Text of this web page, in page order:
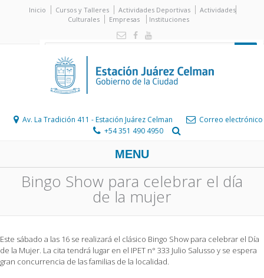
Inicio Cursos y Talleres Actividades Deportivas
Actividades
Culturales
Empresas Instituciones
Av. La Tradición 411 - Estación Juárez Celman
Correo electrónico
+54 351 490 4950
MENU
Bingo Show para celebrar el día
de la mujer
Este sábado a las 16 se realizará el clásico Bingo Show para celebrar el Día
de la Mujer. La cita tendrá lugar en el IPET n° 333 Julio Salusso y se espera
gran concurrencia de las familias de la localidad.